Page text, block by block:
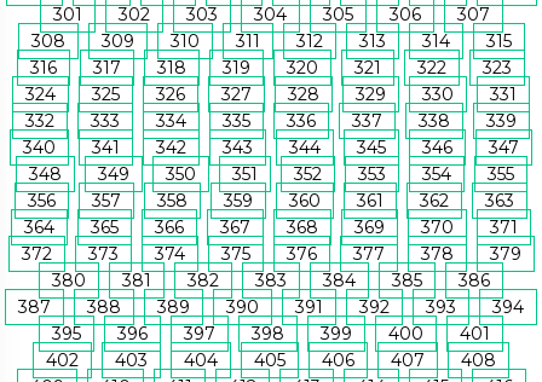
301
302 303 304 305 306
307
308
309 310 311 312 313 314
315
316
317 318 319 320 321 322
323
324
325 326 327 328 329 330
331
332
333 334 335 336 337 338
339
340
341 342 343 344 345 346
347
348
349 350 351 352 353 354
355
356
357 358 359 360 361 362
363
364
365 366 367 368 369 370
371
372
373 374 375 376 377 378
379
380
381 382 383 384 385
386
387
388 389 390 391 392 393
394
395
396 397 398 399 400
401
402
403 404 405 406 407
408